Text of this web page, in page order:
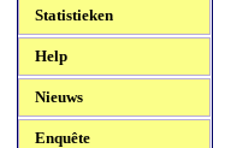
Statistieken
Help
Nieuws
Enquête